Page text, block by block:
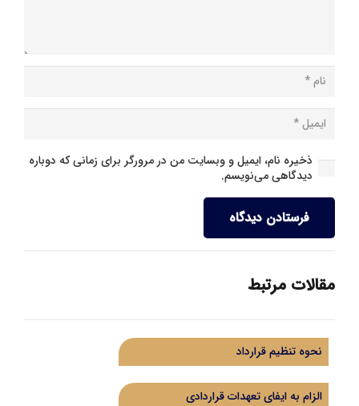
ذخیره نام، ایمیل و وبسایت من در مرورگر برای زمانی که دوباره
دیدگاهی می‌نویسم.
فرستادن دیدگاه
مقالات مرتبط
نحوه تنظیم قرارداد
الزام به ایفای تعهدات قراردادی